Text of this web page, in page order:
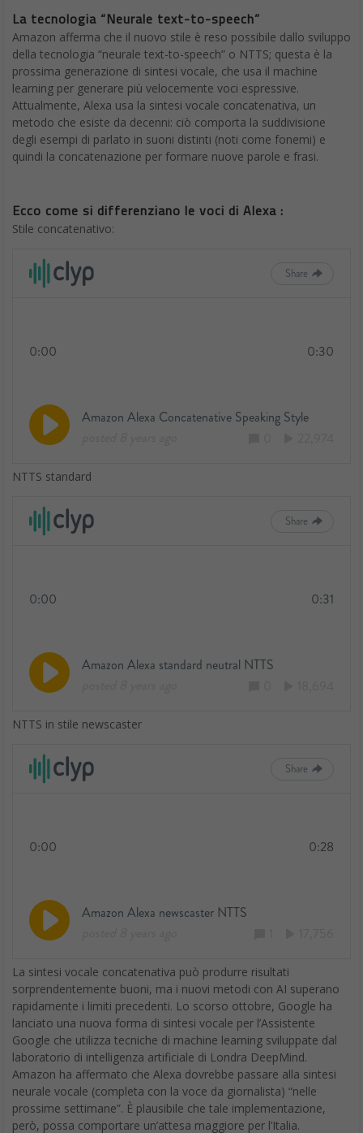
La tecnologia “Neurale text-to-speech”
Amazon afferma che il nuovo stile è reso possibile dallo sviluppo
della tecnologia “neurale text-to-speech” o NTTS; questa è la
prossima generazione di sintesi vocale, che usa il machine
learning per generare più velocemente voci espressive.
Attualmente, Alexa usa la sintesi vocale concatenativa, un
metodo che esiste da decenni: ciò comporta la suddivisione
degli esempi di parlato in suoni distinti (noti come fonemi) e
quindi la concatenazione per formare nuove parole e frasi.
Ecco come si differenziano le voci di Alexa :
Stile concatenativo:
NTTS standard
NTTS in stile newscaster
La sintesi vocale concatenativa può produrre risultati
sorprendentemente buoni, ma i nuovi metodi con AI superano
rapidamente i limiti precedenti. Lo scorso ottobre, Google ha
lanciato una nuova forma di sintesi vocale per l’Assistente
Google che utilizza tecniche di machine learning sviluppate dal
laboratorio di intelligenza artificiale di Londra DeepMind.
Amazon ha affermato che Alexa dovrebbe passare alla sintesi
neurale vocale (completa con la voce da giornalista) “nelle
prossime settimane”. È plausibile che tale implementazione,
però, possa comportare un’attesa maggiore per l’Italia.